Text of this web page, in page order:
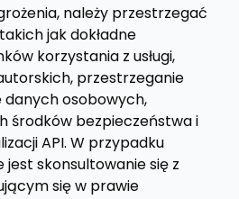
należy przestrzegać
jak dokładne
korzystania z usługi,
przestrzeganie
osobowych,
środków bezpieczeństwa i
API. W przypadku
skonsultowanie się z
się w prawie